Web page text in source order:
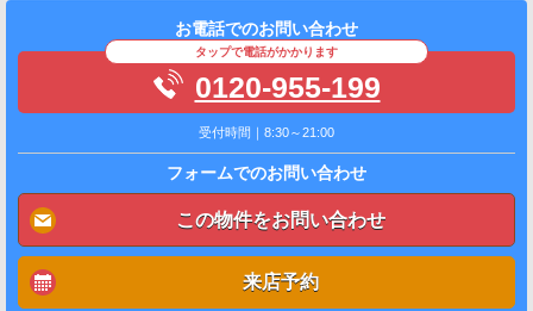
お電話でのお問い合わせ
タップで電話がかかります
0120-955-199
受付時間｜8:30～21:00
フォームでのお問い合わせ
この物件をお問い合わせ
来店予約